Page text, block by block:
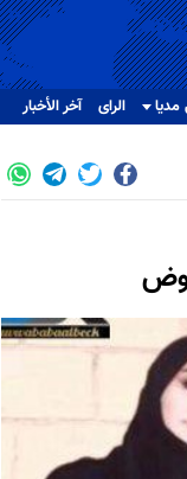
مدیا الرای آخر الأخبار